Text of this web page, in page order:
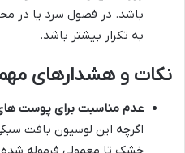
باشد. در فصول سرد یا در
به تکرار بیشتر باشد.
نکات و هشدارهای
عدم مناسبت برای پوست
اگرچه این لوسیون بافت